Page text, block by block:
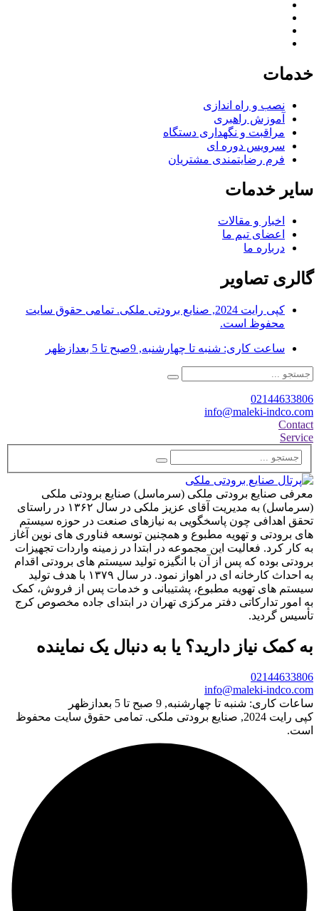
خدمات
نصب و راه اندازی
آموزش راهبری
مراقبت و نگهداری دستگاه
سرویس دوره ای
فرم رضایتمندی مشتریان
سایر خدمات
اخبار و مقالات
اعضای تیم ما
درباره ما
گالری تصاویر
کپی رایت 2024, صنایع برودتی ملکی. تمامی حقوق سایت
محفوظ است.
ساعت کاری: شنبه تا چهارشنبه, 9صبح تا 5 بعدازظهر
02144633806
info@maleki-indco.com
Contact
Service
معرفی صنایع برودتی ملکی (سرماسل) صنایع برودتی ملکی
(سرماسل) به مدیریت آقای عزیز ملکی در سال ۱۳۶۲ در راستای
تحقق اهدافی چون پاسخگویی به نیازهای صنعت در حوزه سیستم
های برودتی و تهویه مطبوع و همچنین توسعه فناوری های نوین آغاز
به کار کرد. فعالیت این مجموعه در ابتدا در زمینه واردات تجهیزات
برودتی بوده که پس از آن با انگیزه تولید سیستم های برودتی اقدام
به احداث کارخانه ای در اهواز نمود. در سال ۱۳۷۹ با هدف تولید
سیستم های تهویه مطبوع، پشتیبانی و خدمات پس از فروش، کمک
به امور تدارکاتی دفتر مرکزی تهران در ابتدای جاده مخصوص کرج
تأسیس گردید.
به کمک نیاز دارید؟ یا به دنبال یک نماینده
02144633806
info@maleki-indco.com
ساعات کاری: شنبه تا چهارشنبه, 9 صبح تا 5 بعدازظهر
کپی رایت 2024, صنایع برودتی ملکی. تمامی حقوق سایت محفوظ
است.